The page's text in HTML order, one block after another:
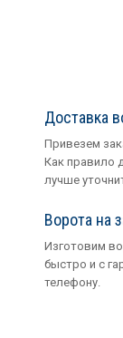
Доставка
Привезем
Как правило
лучше
Ворота на
Изготовим
быстро и с
телефону.